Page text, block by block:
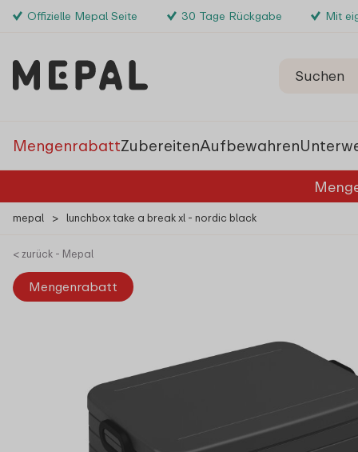
Offizielle Mepal Seite 30 Tage Rückgabe Mit
MengenrabattZubereitenAufbewahren
mepal > lunchbox take a break xl - nordic black
< zurück - Mepal
Mengenrabatt